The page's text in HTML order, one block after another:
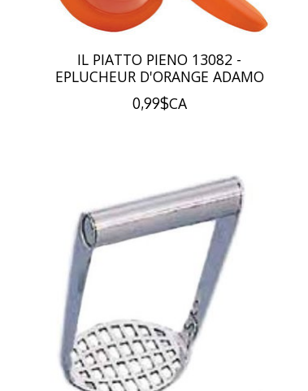
IL PIATTO PIENO 13082 -
EPLUCHEUR D'ORANGE ADAMO
0,99$CA